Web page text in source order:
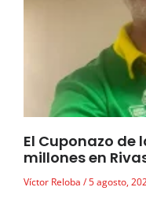
El Cuponazo de
millones en
Víctor Reloba 5 agosto,